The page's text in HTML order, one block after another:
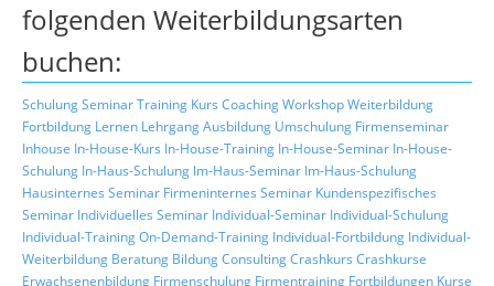
folgenden Weiterbildungsarten
buchen:
SchulungSeminarTraining Kurs CoachingWorkshopWeiterbildung
Fortbildung Lernen LehrgangAusbildung Umschulung Firmenseminar
Inhouse In-House-Kurs In-House-Training In-House-Seminar In-House-
Schulung In-Haus-Schulung Im-Haus-Seminar Im-Haus-Schulung
Hausinternes Seminar Firmeninternes Seminar Kundenspezifisches
Seminar Individuelles Seminar Individual-Seminar Individual-Schulung
Individual-TrainingOn-Demand-Training Individual-Fortbildung Individual-
Weiterbildung Beratung BildungConsultingCrashkurs Crashkurse
Erwachsenenbildung Firmenschulung Firmentraining Fortbildungen Kurse